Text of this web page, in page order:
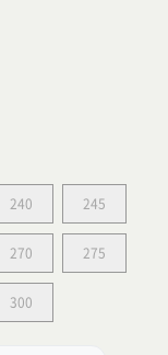
240 245
270 275
300